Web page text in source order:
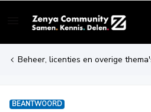
Beheer, licenties en overige
BEANTWOORD